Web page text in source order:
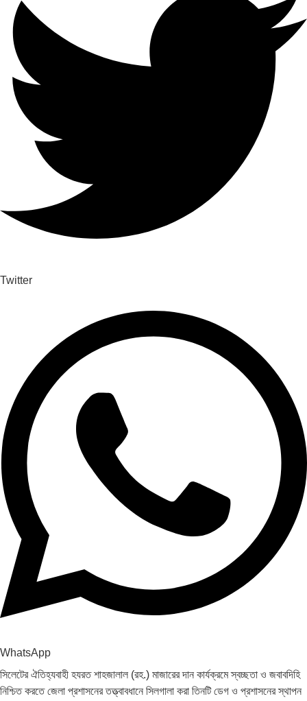
Twitter
WhatsApp
সিলেটের ঐতিহ্যবাহী হযরত শাহজালাল (রহ.) মাজারের দান কার্যক্রমে স্বচ্ছতা ও জবাবদিহি
নিশ্চিত করতে জেলা প্রশাসনের তত্ত্বাবধানে সিলগালা করা তিনটি ডেগ ও প্রশাসনের স্থাপন